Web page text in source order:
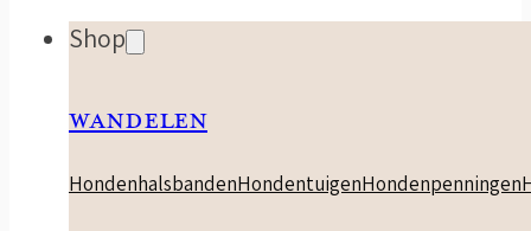
Shop
WANDELEN
HondenhalsbandenHondentuigenHondenpenningen